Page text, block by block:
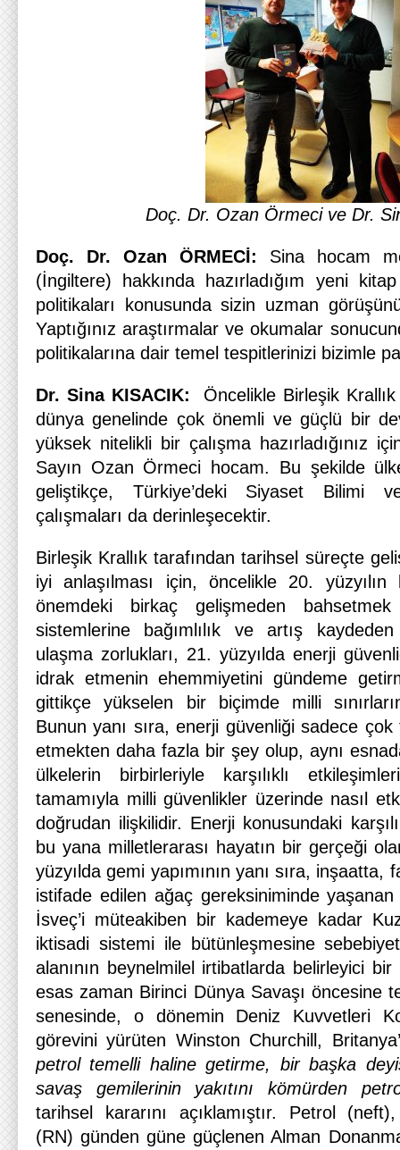
Doç. Dr. Ozan Örmeci ve Dr.
Doç. Dr. Ozan ÖRMECİ: Sina hocam
(İngiltere) hakkında hazırladığım yeni
politikaları konusunda sizin uzman
Yaptığınız araştırmalar ve okumalar
politikalarına dair temel tespitlerinizi bizimle
Dr. Sina KISACIK: Öncelikle Birleşik
dünya genelinde çok önemli ve güçlü bir
yüksek nitelikli bir çalışma hazırladığınız
Sayın Ozan Örmeci hocam. Bu şekilde
geliştikçe, Türkiye’deki Siyaset Bilimi
çalışmaları da derinleşecektir.
Birleşik Krallık tarafından tarihsel süreçte
iyi anlaşılması için, öncelikle 20.
önemdeki birkaç gelişmeden
sistemlerine bağımlılık ve artış
ulaşma zorlukları, 21. yüzyılda enerji
idrak etmenin ehemmiyetini gündeme
gittikçe yükselen bir biçimde milli
Bunun yanı sıra, enerji güvenliği sadece
etmekten daha fazla bir şey olup, aynı
ülkelerin birbirleriyle karşılıklı
tamamıyla milli güvenlikler üzerinde nasıl
doğrudan ilişkilidir. Enerji konusundaki
bu yana milletlerarası hayatın bir gerçeği
yüzyılda gemi yapımının yanı sıra, inşaatta,
istifade edilen ağaç gereksiniminde
İsveç’i müteakiben bir kademeye kadar
iktisadi sistemi ile bütünleşmesine
alanının beynelmilel irtibatlarda belirleyici
esas zaman Birinci Dünya Savaşı öncesine
senesinde, o dönemin Deniz Kuvvetleri
görevini yürüten Winston Churchill,
petrol temelli haline getirme, bir başka
savaş gemilerinin yakıtını kömürden
tarihsel kararını açıklamıştır. Petrol (neft),
(RN) günden güne güçlenen Alman